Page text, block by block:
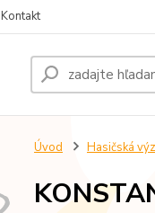
Kontakt
Úvod Hasičská